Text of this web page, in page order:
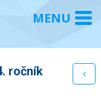
ročník